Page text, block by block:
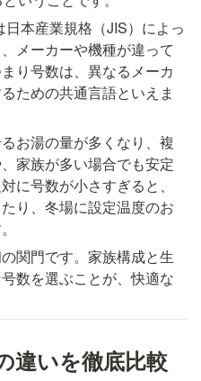
本産業規格（JIS）によっ
メーカーや機種が違って
り号数は、異なるメーカ
ための共通言語といえま
お湯の量が多くなり、複
家族が多い場合でも安定
に号数が小さすぎると、
り、冬場に設定温度のお
関門です。家族構成と生
数を選ぶことが、快適な
違いを徹底比較